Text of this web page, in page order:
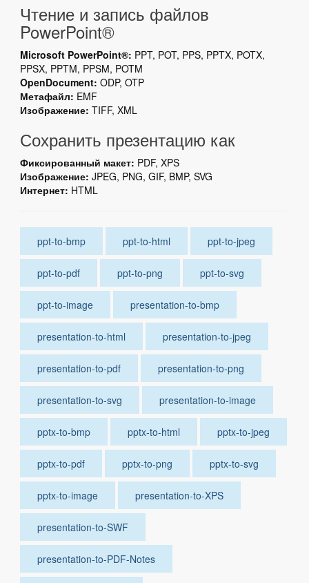
Чтение и запись файлов
PowerPoint®
Microsoft PowerPoint®: PPT, POT, PPS, PPTX, POTX,
PPSX, PPTM, PPSM, POTM
OpenDocument: ODP, OTP
Метафайл: EMF
Изображение: TIFF, XML
Сохранить презентацию как
Фиксированный макет: PDF, XPS
Изображение: JPEG, PNG, GIF, BMP, SVG
Интернет: HTML
ppt-to-bmp ppt-to-html ppt-to-jpeg
ppt-to-pdf ppt-to-png ppt-to-svg
ppt-to-image presentation-to-bmp
presentation-to-html presentation-to-jpeg
presentation-to-pdf presentation-to-png
presentation-to-svg presentation-to-image
pptx-to-bmp pptx-to-html pptx-to-jpeg
pptx-to-pdf pptx-to-png pptx-to-svg
pptx-to-image presentation-to-XPS
presentation-to-SWF
presentation-to-PDF-Notes